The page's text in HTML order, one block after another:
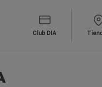
Club DIA